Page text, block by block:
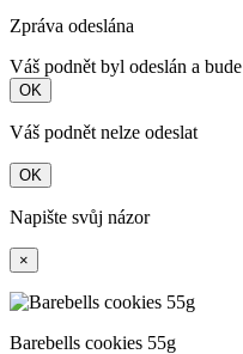
Zpráva odeslána
Váš podnět byl odeslán a
OK
Váš podnět nelze odeslat
OK
Napište svůj názor
×
Barebells cookies 55g